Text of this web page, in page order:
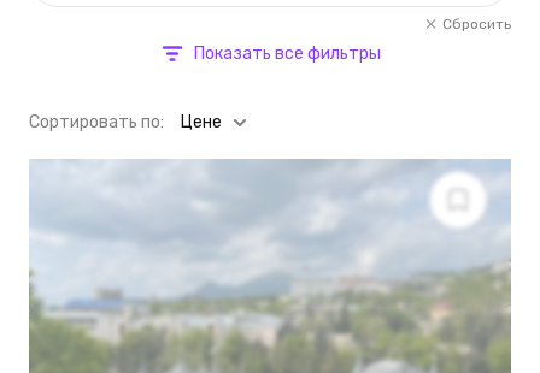
Сбросить
Показать все фильтры
Cортировать по: Цене